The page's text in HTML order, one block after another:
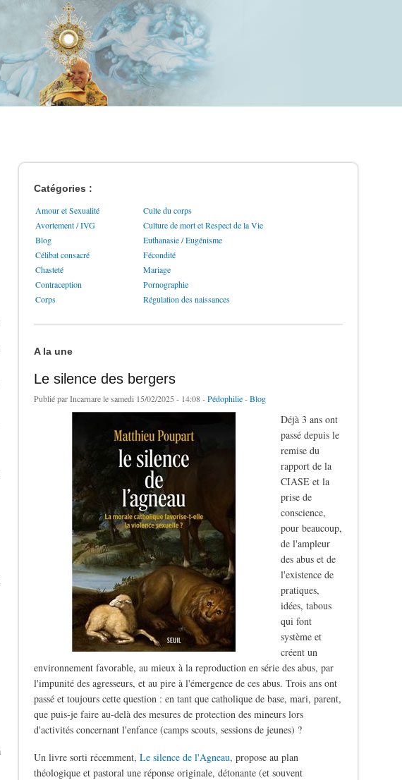
Catégories :
Amour et Sexualité
Culte du corps
Avortement / IVG
Culture de mort et Respect de la Vie
Blog
Euthanasie / Eugénisme
Célibat consacré
Fécondité
Chasteté
Mariage
Contraception
Pornographie
Corps
Régulation des naissances
A la une
Le silence des bergers
Publié parIncarnarele samedi 15/02/2025 - 14:08 -Pédophilie-Blog
Déjà 3 ans ont
passé depuis le
remise du
rapport de la
CIASE et la
prise de
conscience,
pour beaucoup,
de l'ampleur
des abus et de
l'existence de
pratiques,
idées, tabous
qui font
système et
créent un
environnement favorable, au mieux à la reproduction en série des abus, par
l'impunité des agresseurs, et au pire à l'émergence de ces abus. Trois ans ont
passé et toujours cette question : en tant que catholique de base, mari, parent,
que puis-je faire au-delà des mesures de protection des mineurs lors
d'activités concernant l'enfance (camps scouts, sessions de jeunes) ?
Un livre sorti récemment,Le silence de l'Agneau, propose au plan
théologique et pastoral une réponse originale, détonante (et souvent